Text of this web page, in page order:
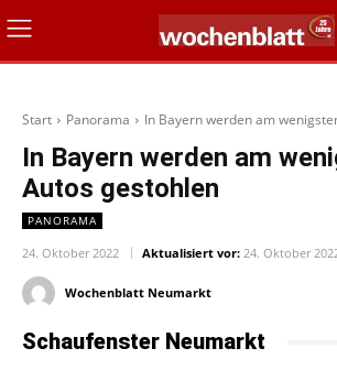
Start Panorama In Bayern werden am
In Bayern werden am
Autos gestohlen
PANORAMA
24. Oktober 2022 Aktualisiert vor: 24. Oktober
Wochenblatt Neumarkt
Schaufenster Neumarkt